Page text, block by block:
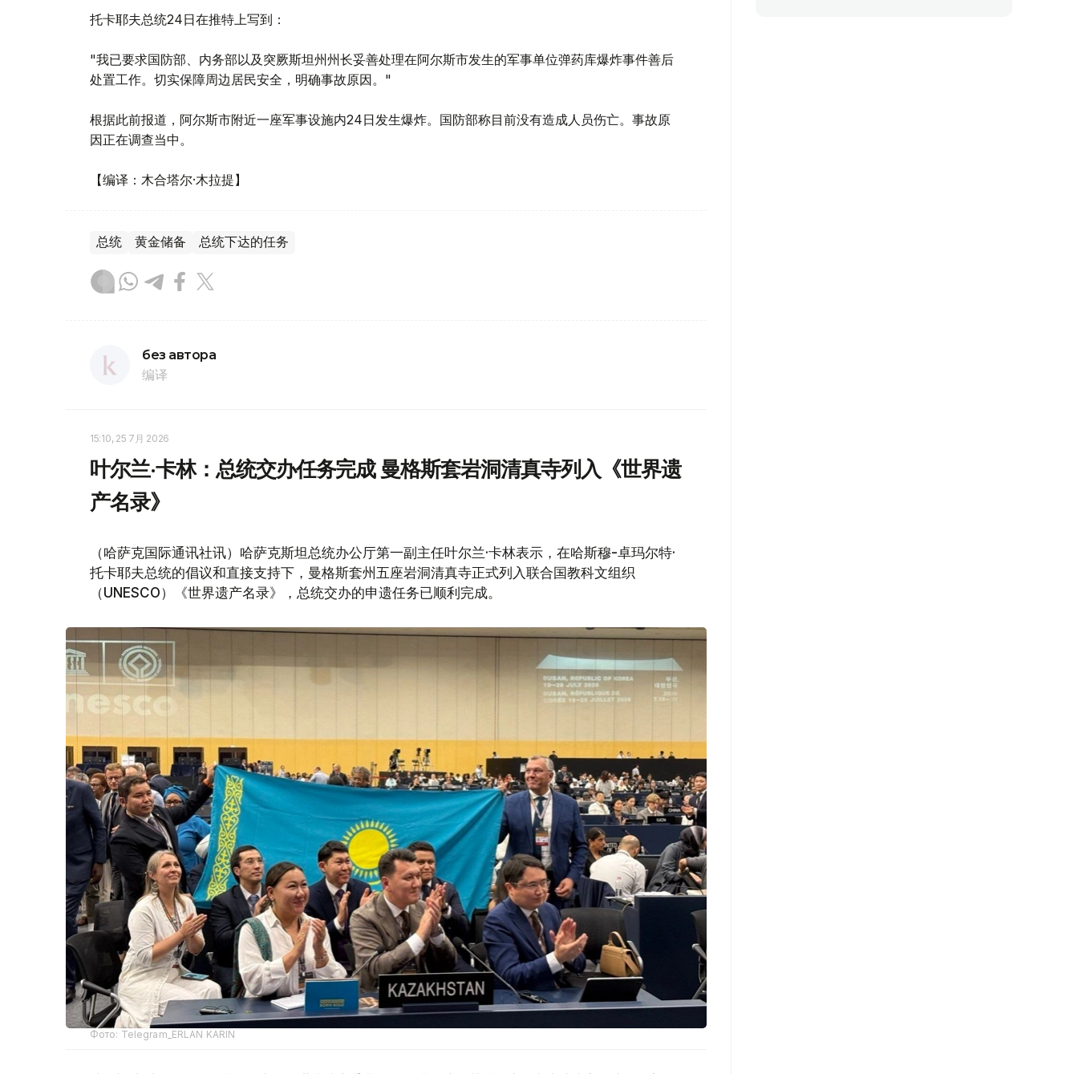
托卡耶夫总统24日在推特上写到：
"我已要求国防部、内务部以及突厥斯坦州州长妥善处理在阿尔斯市发生的军事单位弹药库爆炸事件善后
处置工作。切实保障周边居民安全，明确事故原因。"
根据此前报道，阿尔斯市附近一座军事设施内24日发生爆炸。国防部称目前没有造成人员伤亡。事故原
因正在调查当中。
【编译：木合塔尔·木拉提】
总统 黄金储备 总统下达的任务
без автора
编译
15:10, 25 7月 2026
叶尔兰·卡林：总统交办任务完成 曼格斯套岩洞清真寺列入《世界遗
产名录》
（哈萨克国际通讯社讯）哈萨克斯坦总统办公厅第一副主任叶尔兰·卡林表示，在哈斯穆-卓玛尔特·
托卡耶夫总统的倡议和直接支持下，曼格斯套州五座岩洞清真寺正式列入联合国教科文组织
（UNESCO）《世界遗产名录》，总统交办的申遗任务已顺利完成。
Фото: Telegram_ERLAN KARIN